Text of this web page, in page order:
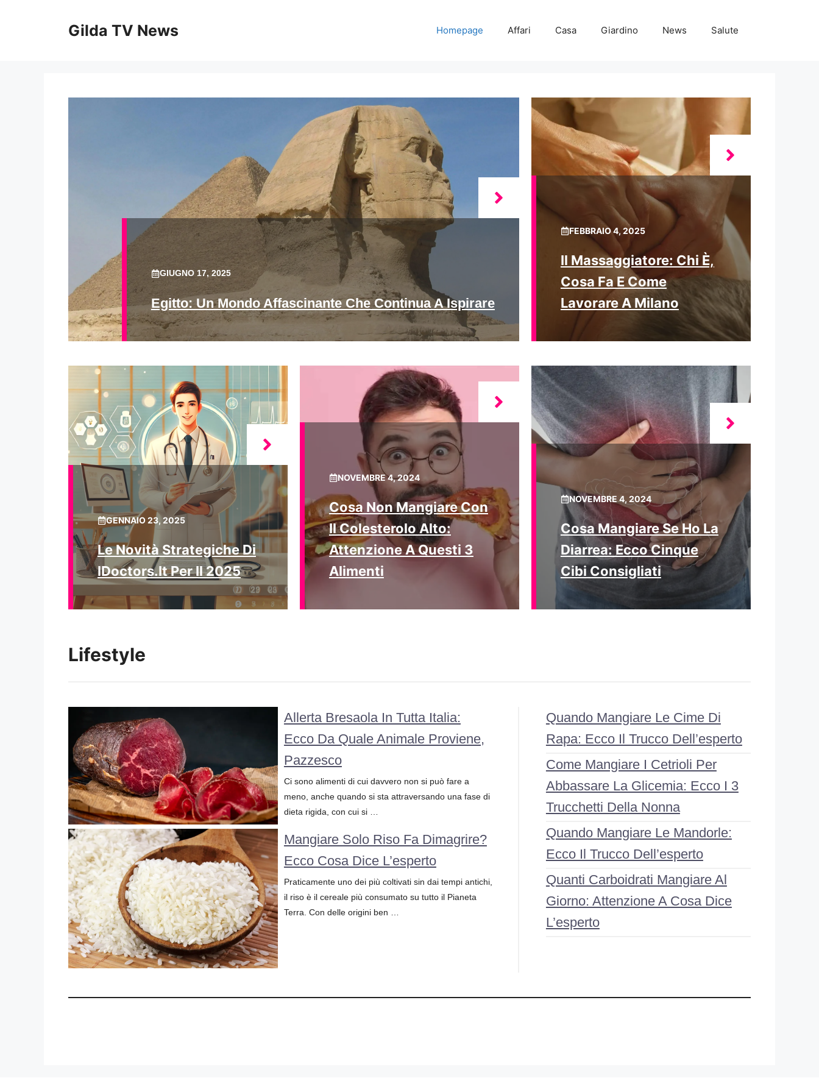
Gilda TV News Homepage Affari Casa Giardino News Salute
GIUGNO 17, 2025
Egitto: Un Mondo Affascinante Che Continua A Ispirare
FEBBRAIO 4, 2025
Il Massaggiatore: Chi È,
Cosa Fa E Come
Lavorare A Milano
GENNAIO 23, 2025
Le Novità Strategiche Di
IDoctors.it Per Il 2025
NOVEMBRE 4, 2024
Cosa Non Mangiare Con
Il Colesterolo Alto:
Attenzione A Questi 3
Alimenti
NOVEMBRE 4, 2024
Cosa Mangiare Se Ho La
Diarrea: Ecco Cinque
Cibi Consigliati
Lifestyle
Allerta Bresaola In Tutta Italia:
Ecco Da Quale Animale Proviene,
Pazzesco
Ci sono alimenti di cui davvero non si può fare a
meno, anche quando si sta attraversando una fase di
dieta rigida, con cui si …
Mangiare Solo Riso Fa Dimagrire?
Ecco Cosa Dice L’esperto
Praticamente uno dei più coltivati sin dai tempi antichi,
il riso è il cereale più consumato su tutto il Pianeta
Terra. Con delle origini ben …
Quando Mangiare Le Cime Di
Rapa: Ecco Il Trucco Dell’esperto
Come Mangiare I Cetrioli Per
Abbassare La Glicemia: Ecco I 3
Trucchetti Della Nonna
Quando Mangiare Le Mandorle:
Ecco Il Trucco Dell’esperto
Quanti Carboidrati Mangiare Al
Giorno: Attenzione A Cosa Dice
L’esperto